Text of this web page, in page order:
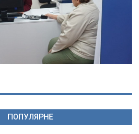
ПОПУЛЯРНЕ